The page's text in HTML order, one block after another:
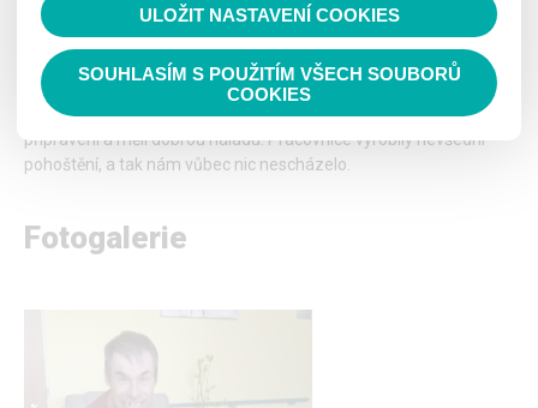
Velikonoční pondělí
Velikonoční pondělí 5.4.2021 nás nezaskočilo. Byli jsme
připraveni a měli dobrou náladu. Pracovnice vyrobily nevšední
pohoštění, a tak nám vůbec nic nescházelo.
Fotogalerie
ULOŽIT NASTAVENÍ COOKIES
SOUHLASÍM S POUŽITÍM VŠECH SOUBORŮ
COOKIES